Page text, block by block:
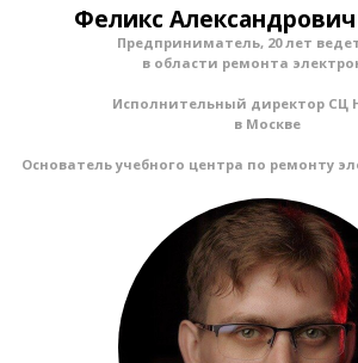
Феликс
Предприниматель, 20 лет
в области ремонта
Исполнительный директор СЦ
в Москве
Основатель учебного центра по ремонту